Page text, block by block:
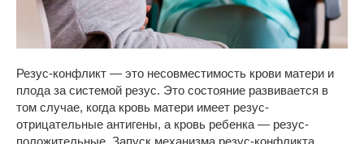
Резус-конфликт — это несовместимость крови матери и
плода за системой резус. Это состояние развивается в
том случае, когда кровь матери имеет резус-
отрицательные антигены, а кровь ребенка — резус-